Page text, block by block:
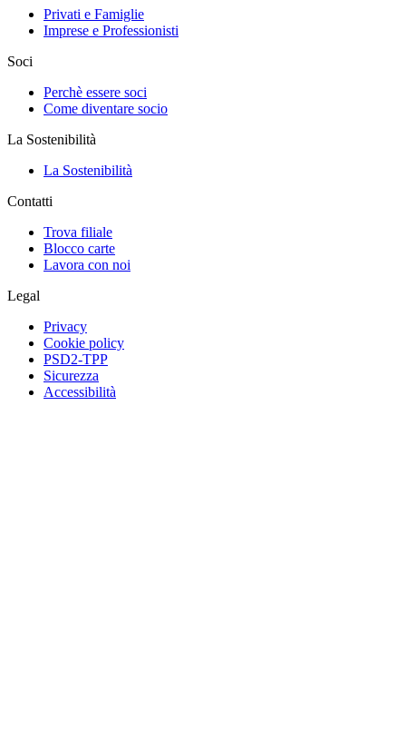
Privati e Famiglie
Imprese e Professionisti
Soci
Perchè essere soci
Come diventare socio
La Sostenibilità
La Sostenibilità
Contatti
Trova filiale
Blocco carte
Lavora con noi
Legal
Privacy
Cookie policy
PSD2-TPP
Sicurezza
Accessibilità